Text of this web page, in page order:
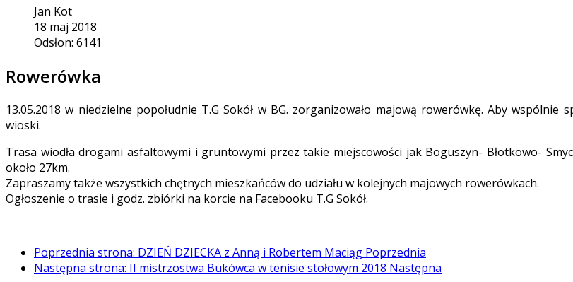
Jan Kot
18 maj 2018
Odsłon: 6141
Rowerówka
13.05.2018 w niedzielne popołudnie T.G Sokół w BG. zorganizowało majową rowerówkę. Aby
wioski.
Trasa wiodła drogami asfaltowymi i gruntowymi przez takie miejscowości jak Boguszyn- Błotkowo-
około 27km.
Zapraszamy także wszystkich chętnych mieszkańców do udziału w kolejnych majowych rowerówkach.
Ogłoszenie o trasie i godz. zbiórki na korcie na Facebooku T.G Sokół.
Poprzednia strona: DZIEŃ DZIECKA z Anną i Robertem Maciąg Poprzednia
Następna strona: II mistrzostwa Bukówca w tenisie stołowym 2018 Następna